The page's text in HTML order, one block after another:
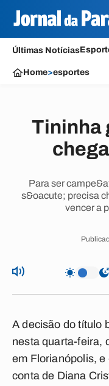
Últimas Notícias
Home>esportes
Tininha
Para ser
s&oacute; precisa
vencer a
A decisão do título
nesta quarta-feira,
em Florianópolis,
conta de Diana